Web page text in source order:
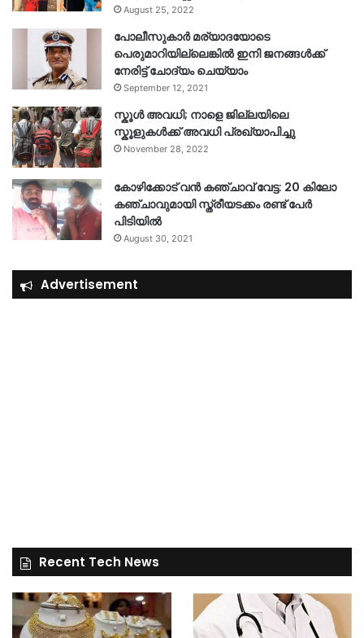
August 25, 2022
പോലീസുകാര്‍ മര്യാദയോടെ
പെരുമാറിയില്ലെങ്കില്‍ ഇനി ജനങ്ങള്‍ക്ക്
നേരിട്ട് ചോദ്യം ചെയ്യാം
September 12, 2021
സ്കൂൾ അവധി; നാളെ ജില്ലയിലെ
സ്കൂളുകൾക്ക് അവധി പ്രഖ്യാപിച്ചു
November 28, 2022
കോഴിക്കോട് വൻ കഞ്ചാവ് വേട്ട: 20 കിലോ
കഞ്ചാവുമായി സ്ത്രീയടക്കം രണ്ട് പേർ
പിടിയിൽ
August 30, 2021
Advertisement
Recent Tech News